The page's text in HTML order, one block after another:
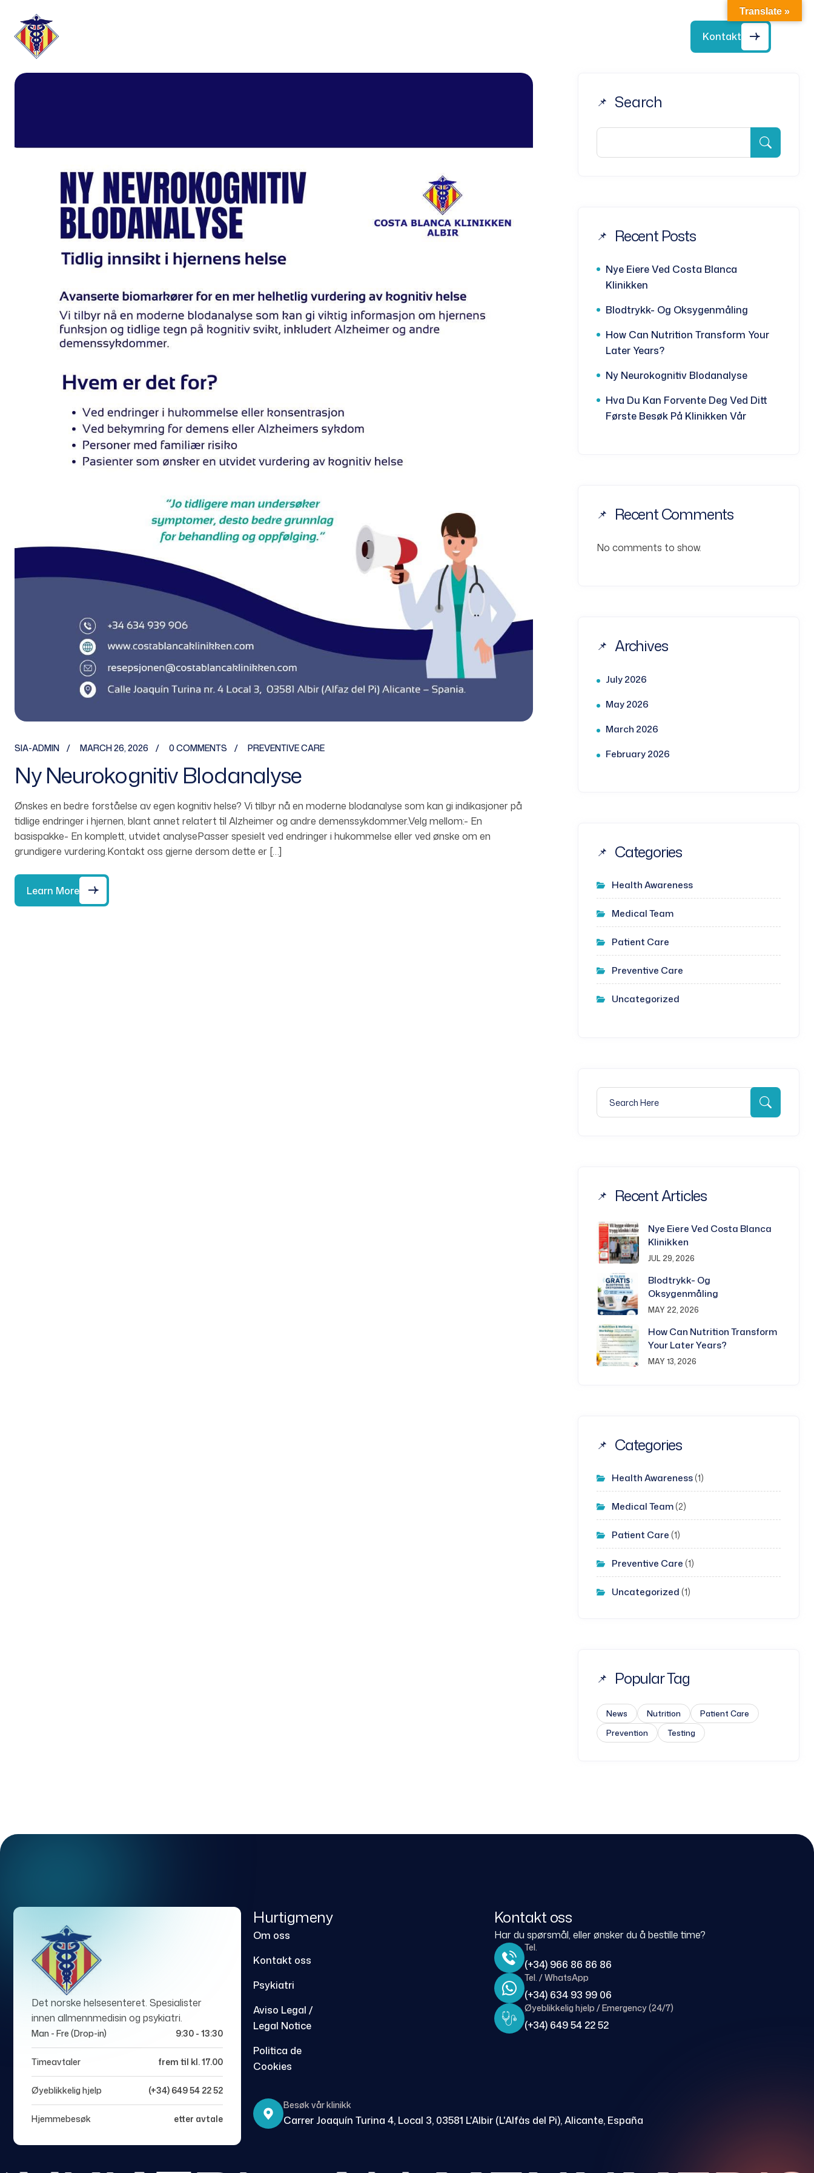
Kontakt
SIA-ADMIN MARCH 26, 2026 0 COMMENTS PREVENTIVE CARE
Ny Neurokognitiv Blodanalyse
Ønskes en bedre forståelse av egen kognitiv helse? Vi tilbyr nå en moderne blodanalyse som kan gi indikasjoner på
tidlige endringer i hjernen, blant annet relatert til Alzheimer og andre demenssykdommer.Velg mellom:- En
basispakke- En komplett, utvidet analysePasser spesielt ved endringer i hukommelse eller ved ønske om en
grundigere vurdering.Kontakt oss gjerne dersom dette er […]
Learn More
Search
Recent Posts
Nye Eiere Ved Costa Blanca
Klinikken
Blodtrykk- Og Oksygenmåling
How Can Nutrition Transform Your
Later Years?
Ny Neurokognitiv Blodanalyse
Hva Du Kan Forvente Deg Ved Ditt
Første Besøk På Klinikken Vår
Recent Comments
No comments to show.
Archives
July 2026
May 2026
March 2026
February 2026
Categories
Health Awareness
Medical Team
Patient Care
Preventive Care
Uncategorized
Search for:
Recent Articles
Nye Eiere Ved Costa Blanca
Klinikken
JUL 29, 2026
Blodtrykk- Og
Oksygenmåling
MAY 22, 2026
How Can Nutrition Transform
Your Later Years?
MAY 13, 2026
Categories
Health Awareness(1)
Medical Team(2)
Patient Care (1)
Preventive Care (1)
Uncategorized (1)
Popular Tag
News Nutrition
Patient Care
Prevention
Testing
Det norske helsesenteret. Spesialister
innen allmennmedisin og psykiatri.
Man - Fre (Drop-in) 9:30 - 13:30
Timeavtaler frem til kl. 17.00
Øyeblikkelig hjelp (+34) 649 54 22 52
Hjemmebesøk etter avtale
Hurtigmeny
Om oss
Kontakt oss
Psykiatri
Aviso Legal /
Legal Notice
Politica de
Cookies
Kontakt oss
Har du spørsmål, eller ønsker du å bestille time?
Tel.
(+34) 966 86 86 86
Tel. / WhatsApp
(+34) 634 93 99 06
Øyeblikkelig hjelp / Emergency (24/7)
(+34) 649 54 22 52
Besøk vår klinikk
Carrer Joaquín Turina 4, Local 3, 03581 L'Albir (L'Alfàs del Pi), Alicante, España
Translate »